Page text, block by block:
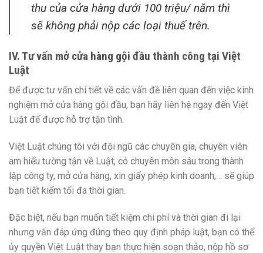
thu của cửa hàng dưới 100 triệu/ năm thì
sẽ không phải nộp các loại thuế trên.
IV. Tư vấn mở cửa hàng gội đầu thành công tại Việt
Luật
Để được tư vấn chi tiết về các vấn đề liên quan đến việc kinh
nghiệm mở cửa hàng gội đầu, bạn hãy liên hệ ngay đến Việt
Luật để được hỗ trợ tận tình.
Việt Luật chúng tôi với đội ngũ các chuyên gia, chuyên viên
am hiểu tường tận về Luật, có chuyên môn sâu trong thành
lập công ty, mở cửa hàng, xin giấy phép kinh doanh,… sẽ giúp
bạn tiết kiểm tối đa thời gian.
Đặc biệt, nếu bạn muốn tiết kiệm chi phí và thời gian đi lại
nhưng vẫn đáp ứng đúng theo quy định pháp luật, bạn có thể
ủy quyền Việt Luật thay bạn thực hiện soạn thảo, nộp hồ sơ